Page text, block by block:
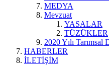
MEDYA
Mevzuat
YASALAR
TÜZÜKLER
2020 Yılı Tarımsal
HABERLER
İLETİŞİM